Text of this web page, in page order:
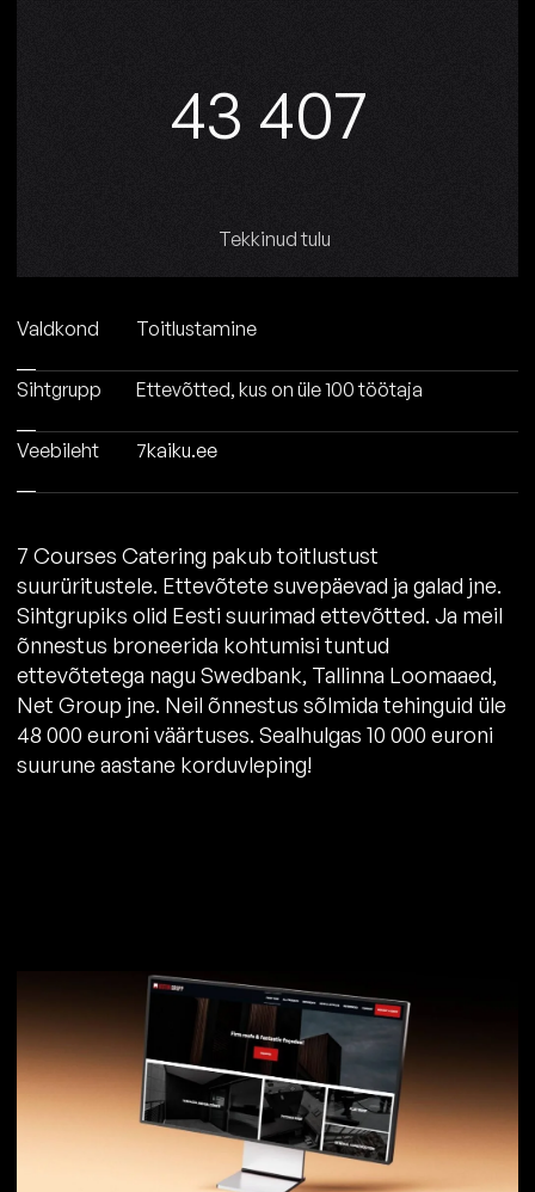
46 479
Tekkinud tulu
Valdkond Toitlustamine
Sihtgrupp Ettevõtted, kus on üle 100 töötaja
Veebileht 7kaiku.ee
7 Courses Catering pakub toitlustust
suurüritustele. Ettevõtete suvepäevad ja galad jne.
Sihtgrupiks olid Eesti suurimad ettevõtted. Ja meil
õnnestus broneerida kohtumisi tuntud
ettevõtetega nagu Swedbank, Tallinna Loomaaed,
Net Group jne. Neil õnnestus sõlmida tehinguid üle
48 000 euroni väärtuses. Sealhulgas 10 000 euroni
suurune aastane korduvleping!